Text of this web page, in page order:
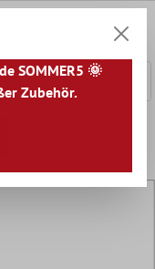
Glänzend
SOMMER5 🌞
Zubehör.